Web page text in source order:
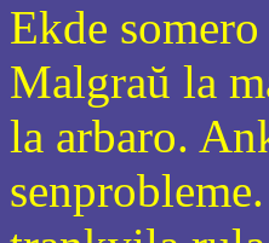
Ekde
Malgraŭ la
la arbaro.